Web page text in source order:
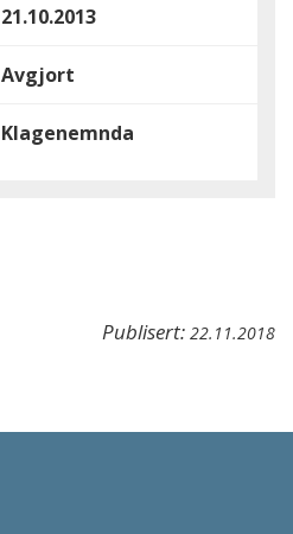
21.10.2013
Avgjort
Klagenemnda
Publisert: 22.11.2018